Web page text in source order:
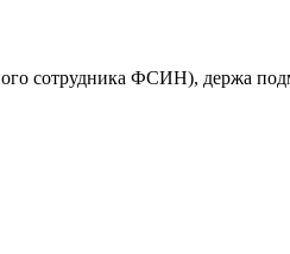
сотрудника ФСИН), держа